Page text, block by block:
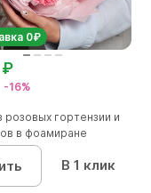
0₽
-16%
₽
розовых гортензии и
в фоамиране
В 1 клик